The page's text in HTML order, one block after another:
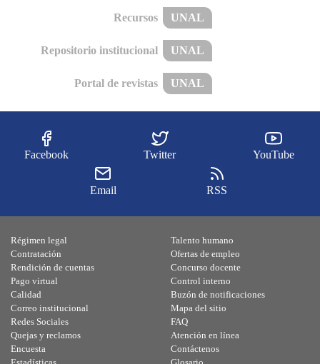
Recursos UNAL
Repositorio institucional UNAL
Portal de revistas UNAL
Facebook Twitter YouTube
Email RSS
Régimen legal
Contratación
Rendición de cuentas
Pago virtual
Calidad
Talento humano
Ofertas de empleo
Concurso docente
Control interno
Buzón de notificaciones
Correo institucional
Redes Sociales
Quejas y reclamos
Encuesta
Mapa del sitio
FAQ
Atención en línea
Contáctenos